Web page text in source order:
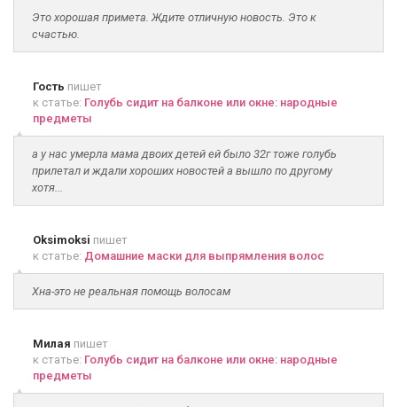
Это хорошая примета. Ждите отличную новость. Это к
счастью.
Гость пишет
к статье: Голубь сидит на балконе или окне: народные
предметы
а у нас умерла мама двоих детей ей было 32г тоже голубь
прилетал и ждали хороших новостей а вышло по другому
хотя...
Oksimoksi пишет
к статье: Домашние маски для выпрямления волос
Хна-это не реальная помощь волосам
Милая пишет
к статье: Голубь сидит на балконе или окне: народные
предметы